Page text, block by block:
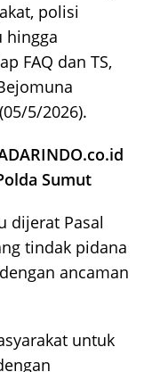
polisi
hingga
FAQ dan TS,
5/2026).
Sumut
dijerat Pasal
tindak pidana
ancaman
untuk